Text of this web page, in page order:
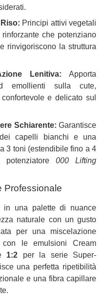
Principi attivi vegetali
che potenziano
rinvigoriscono la struttura
Lenitiva: Apporta
emollienti sulla cute,
e delicato sul
Schiarente: Garantisce
capelli bianchi e una
3 toni (estendibile fino a 4
000 Lifting
Professionale
in una palette di nuance
naturale con un gusto
per una miscelazione
con le emulsioni Cream
1:2 per la serie Super-
una perfetta ripetibilità
e una fibra capillare